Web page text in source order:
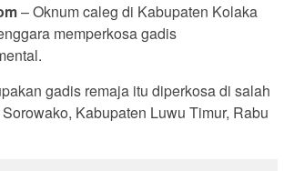
– Oknum caleg di Kabupaten Kolaka
memperkosa gadis
gadis remaja itu diperkosa di salah
Kabupaten Luwu Timur, Rabu